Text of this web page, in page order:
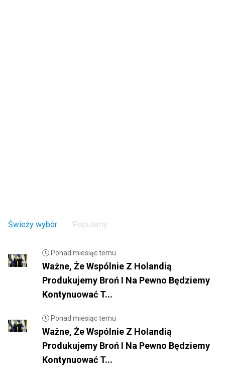
Świeży wybór Popularny
Ponad miesiąc temu
Ważne, Że Wspólnie Z Holandią
Produkujemy Broń I Na Pewno Będziemy
Kontynuować T...
Ponad miesiąc temu
Ważne, Że Wspólnie Z Holandią
Produkujemy Broń I Na Pewno Będziemy
Kontynuować T...